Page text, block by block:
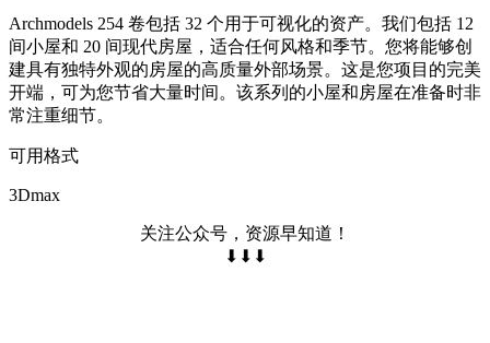
Archmodels 254 卷包括 32 个用于可视化的资产。我们包括 12
间小屋和 20 间现代房屋，适合任何风格和季节。您将能够创
建具有独特外观的房屋的高质量外部场景。这是您项目的完美
开端，可为您节省大量时间。该系列的小屋和房屋在准备时非
常注重细节。
可用格式
3Dmax
关注公众号，资源早知道！
⬇⬇⬇